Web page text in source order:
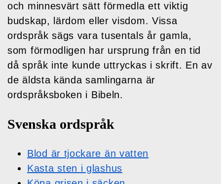
och minnesvärt sätt förmedla ett viktig
budskap, lärdom eller visdom. Vissa
ordspråk sägs vara tusentals år gamla,
som förmodligen har ursprung från en tid
då språk inte kunde uttryckas i skrift. En av
de äldsta kända samlingarna är
ordspråksboken i Bibeln.
Svenska ordspråk
Blod är tjockare än vatten
Kasta sten i glashus